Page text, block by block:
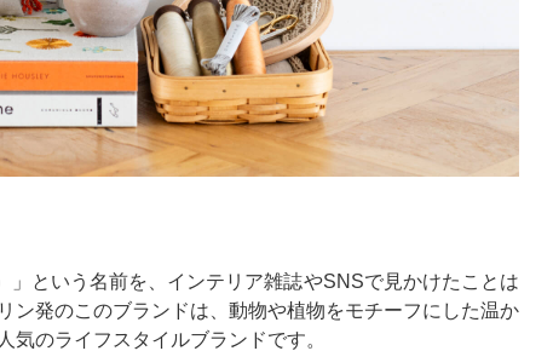
」という名前を、インテリア雑誌やSNSで見かけたことは
ン発のこのブランドは、動物や植物をモチーフにした温か
のライフスタイルブランドです。